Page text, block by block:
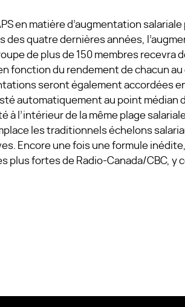
en matière d’augmentation
des quatre dernières années,
de plus de 150 membres recevra
fonction du rendement de chacun au
seront également accordées
automatiquement au point médian
à l’intérieur de la même plage
les traditionnels échelons
Encore une fois une formule
plus fortes de Radio-Canada/CBC, y